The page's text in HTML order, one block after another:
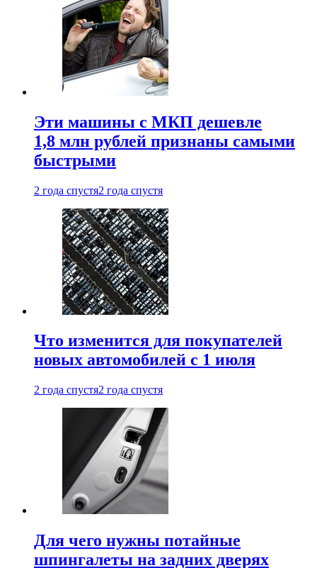
Эти машины с МКП дешевле
1,8 млн рублей признаны самыми
быстрыми
2 года спустя2 года спустя
Что изменится для покупателей
новых автомобилей с 1 июля
2 года спустя2 года спустя
Для чего нужны потайные
шпингалеты на задних дверях